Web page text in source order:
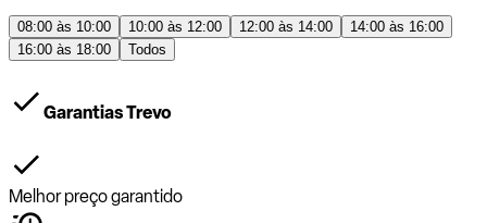
08:00 às 10:00 10:00 às 12:00 12:00 às 14:00
14:00 às 16:00
16:00 às 18:00
Todos
Garantias Trevo
Melhor preço garantido